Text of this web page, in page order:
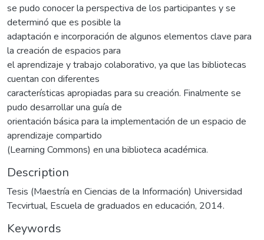
se pudo conocer la perspectiva de los participantes y se
determinó que es posible la
adaptación e incorporación de algunos elementos clave para
la creación de espacios para
el aprendizaje y trabajo colaborativo, ya que las bibliotecas
cuentan con diferentes
características apropiadas para su creación. Finalmente se
pudo desarrollar una guía de
orientación básica para la implementación de un espacio de
aprendizaje compartido
(Learning Commons) en una biblioteca académica.
Description
Tesis (Maestría en Ciencias de la Información) Universidad
Tecvirtual, Escuela de graduados en educación, 2014.
Keywords